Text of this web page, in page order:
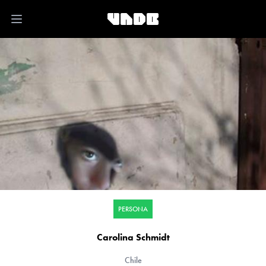
Open main menu
PERSONA
Carolina Schmidt
Chile